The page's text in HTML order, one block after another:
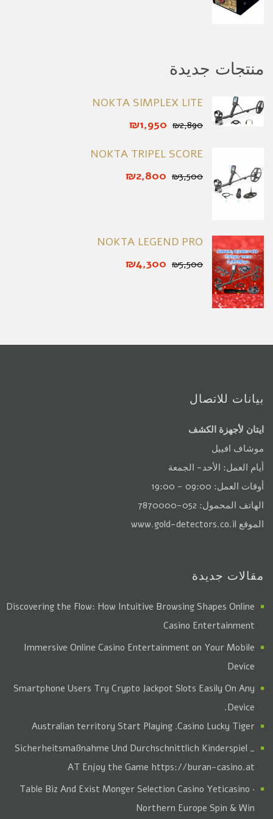
منتجات جديدة
NOKTA SIMPLEX LITE
₪2,890
₪1,950
NOKTA TRIPEL SCORE
₪3,500
₪2,800
NOKTA LEGEND PRO
₪5,500
₪4,300
بيانات للاتصال
ايتان لأجهزة الكشف
موشاف افييل
أيام العمل: الأحد- الجمعة
أوقات العمل: 09:00 - 19:00
الهاتف المحمول: 052-7870000
الموقع www.gold-detectors.co.il
مقالات جديدة
Discovering the Flow: How Intuitive Browsing Shapes Online
Casino Entertainment
Immersive Online Casino Entertainment on Your Mobile
Device
Smartphone Users Try Crypto Jackpot Slots Easily On Any
Device.
Casino Lucky Tiger
. Australian territory Start Playing
Sicherheitsmaßnahme Und Durchschnittlich Kinderspiel _
AT Enjoy the Game https://buran-casino.at
Table Biz And Exist Monger Selection Casino Yeticasino ·
Northern Europe Spin & Win